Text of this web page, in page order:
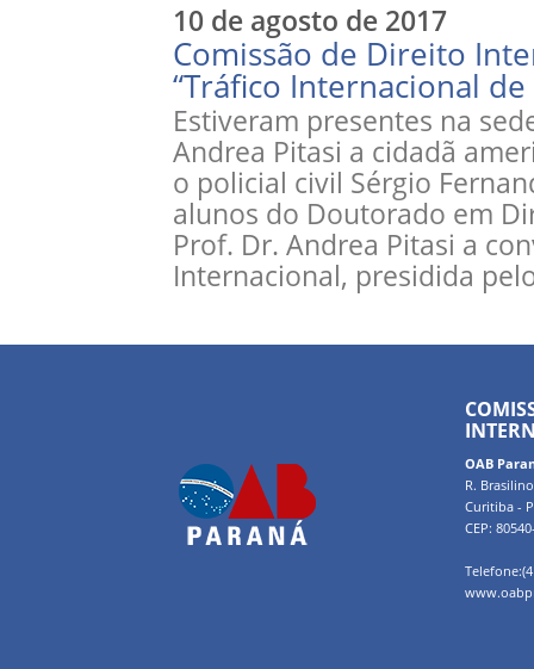
10 de agosto de 2017
Comissão de Direito
“Tráfico Internacional de
Estiveram presentes na
Andrea Pitasi a cidadã
o policial civil Sérgio
alunos do Doutorado em
Prof. Dr. Andrea Pitasi a
Internacional, presidida
OAB
R.
Curitiba -
CEP: